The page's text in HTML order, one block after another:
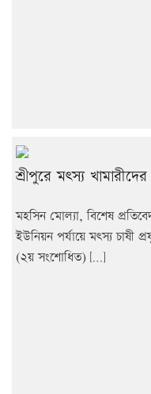
শ্রীপুরে মৎস্য
মহসিন মোল্যা, বিশেষ
ইউনিয়ন পর্যায়ে মৎস্য চাষী
(২য় সংশোধিত) […]